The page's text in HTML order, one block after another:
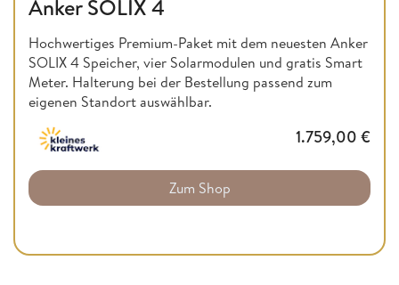
Anker SOLIX 4
Hochwertiges Premium-Paket mit dem neuesten Anker
SOLIX 4 Speicher, vier Solarmodulen und gratis Smart
Meter. Halterung bei der Bestellung passend zum
eigenen Standort auswählbar.
1.759,00 €
Zum Shop